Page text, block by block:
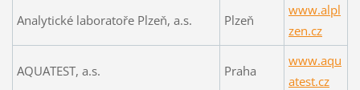
Analytické laboratoře Plzeň, a.s. Plzeň
www.alpl
zen.cz
AQUATEST, a.s. Praha
www.aqu
atest.cz